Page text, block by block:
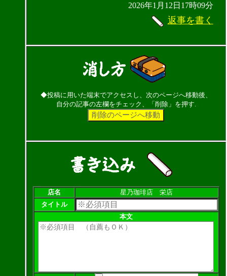
2026年1月12日17時09分
返事を書く
◆投稿に用いた端末でアクセスし、次のページへ移動後、
自分の記事の左欄をチェック、「削除」を押す.
店名
星乃珈琲店 栄店
タイトル
本文